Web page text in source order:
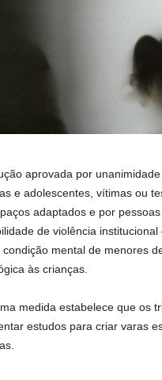
aprovada por
e adolescentes, vítimas ou
adaptados e por
de violência
condição mental de menores
às crianças.
medida estabelece que os
estudos para criar varas